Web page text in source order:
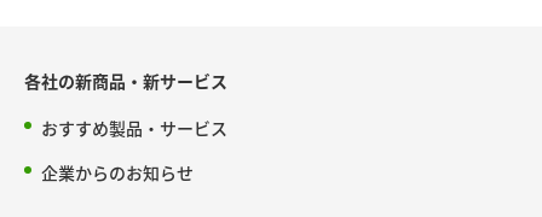
各社の新商品・新サービス
おすすめ製品・サービス
企業からのお知らせ